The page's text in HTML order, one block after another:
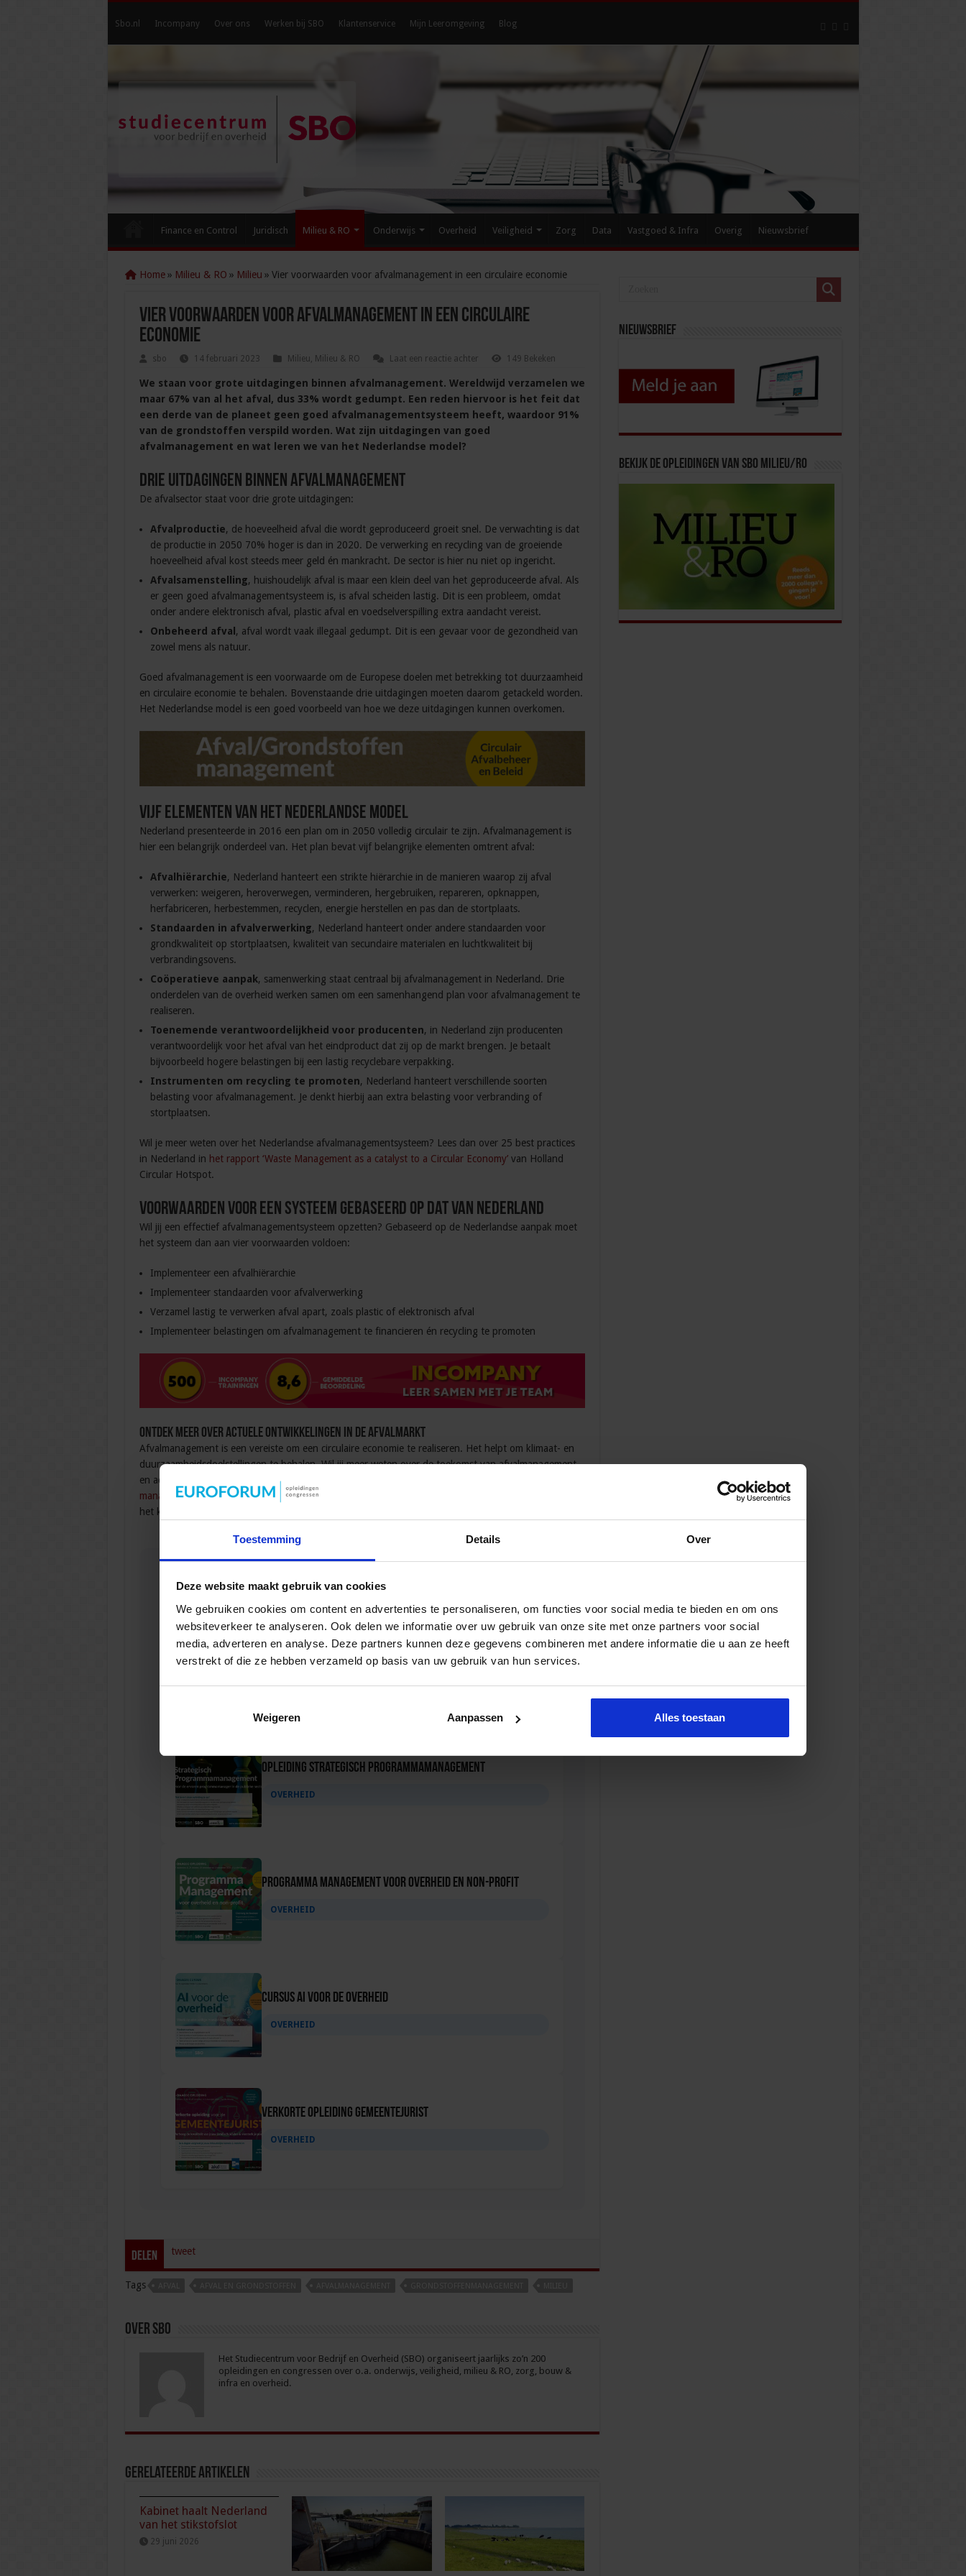
Toestemming Details Over
Deze website maakt gebruik van cookies
We gebruiken cookies om content en advertenties te personaliseren, om functies voor social media te bieden en om ons
websiteverkeer te analyseren. Ook delen we informatie over uw gebruik van onze site met onze partners voor social
media, adverteren en analyse. Deze partners kunnen deze gegevens combineren met andere informatie die u aan ze heeft
verstrekt of die ze hebben verzameld op basis van uw gebruik van hun services.
Weigeren Aanpassen Alles toestaan
Sbo.nl Incompany Over ons Werken bij SBO Klantenservice Mijn Leeromgeving Blog
Finance en Control Juridisch Milieu & RO Onderwijs Overheid Veiligheid Zorg Data Vastgoed & Infra Overig Nieuwsbrief
Home » Milieu & RO » Milieu » Vier voorwaarden voor afvalmanagement in een circulaire economie
Vier voorwaarden voor afvalmanagement in een circulaire
economie
sbo 14 februari 2023 Milieu, Milieu & RO Laat een reactie achter 149 Bekeken
We staan voor grote uitdagingen binnen afvalmanagement. Wereldwijd verzamelen we
maar 67% van al het afval, dus 33% wordt gedumpt. Een reden hiervoor is het feit dat
een derde van de planeet geen goed afvalmanagementsysteem heeft, waardoor 91%
van de grondstoffen verspild worden. Wat zijn uitdagingen van goed
afvalmanagement en wat leren we van het Nederlandse model?
Drie uitdagingen binnen afvalmanagement
De afvalsector staat voor drie grote uitdagingen:
Afvalproductie, de hoeveelheid afval die wordt geproduceerd groeit snel. De verwachting is dat
de productie in 2050 70% hoger is dan in 2020. De verwerking en recycling van de groeiende
hoeveelheid afval kost steeds meer geld én mankracht. De sector is hier nu niet op ingericht.
Afvalsamenstelling, huishoudelijk afval is maar een klein deel van het geproduceerde afval. Als
er geen goed afvalmanagementsysteem is, is afval scheiden lastig. Dit is een probleem, omdat
onder andere elektronisch afval, plastic afval en voedselverspilling extra aandacht vereist.
Onbeheerd afval , afval wordt vaak illegaal gedumpt. Dit is een gevaar voor de gezondheid van
zowel mens als natuur.
Goed afvalmanagement is een voorwaarde om de Europese doelen met betrekking tot duurzaamheid
en circulaire economie te behalen. Bovenstaande drie uitdagingen moeten daarom getackeld worden.
Het Nederlandse model is een goed voorbeeld van hoe we deze uitdagingen kunnen overkomen.
Vijf elementen van het Nederlandse model
Nederland presenteerde in 2016 een plan om in 2050 volledig circulair te zijn. Afvalmanagement is
hier een belangrijk onderdeel van. Het plan bevat vijf belangrijke elementen omtrent afval:
Afvalhiërarchie, Nederland hanteert een strikte hiërarchie in de manieren waarop zij afval
verwerken: weigeren, heroverwegen, verminderen, hergebruiken, repareren, opknappen,
herfabriceren, herbestemmen, recyclen, energie herstellen en pas dan de stortplaats.
Standaarden in afvalverwerking, Nederland hanteert onder andere standaarden voor
grondkwaliteit op stortplaatsen, kwaliteit van secundaire materialen en luchtkwaliteit bij
verbrandingsovens.
Coöperatieve aanpak, samenwerking staat centraal bij afvalmanagement in Nederland. Drie
onderdelen van de overheid werken samen om een samenhangend plan voor afvalmanagement te
realiseren.
Toenemende verantwoordelijkheid voor producenten, in Nederland zijn producenten
verantwoordelijk voor het afval van het eindproduct dat zij op de markt brengen. Je betaalt
bijvoorbeeld hogere belastingen bij een lastig recyclebare verpakking.
Instrumenten om recycling te promoten, Nederland hanteert verschillende soorten
belasting voor afvalmanagement. Je denkt hierbij aan extra belasting voor verbranding of
stortplaatsen.
Wil je meer weten over het Nederlandse afvalmanagementsysteem? Lees dan over 25 best practices
in Nederland in het rapport ‘Waste Management as a catalyst to a Circular Economy’van Holland
Circular Hotspot.
Voorwaarden voor een systeem gebaseerd op dat van Nederland
Wil jij een effectief afvalmanagementsysteem opzetten? Gebaseerd op de Nederlandse aanpak moet
het systeem dan aan vier voorwaarden voldoen:
Implementeer een afvalhiërarchie
Implementeer standaarden voor afvalverwerking
Verzamel lastig te verwerken afval apart, zoals plastic of elektronisch afval
Implementeer belastingen om afvalmanagement te financieren én recycling te promoten
Ontdek meer over actuele ontwikkelingen in de afvalmarkt
Afvalmanagement is een vereiste om een circulaire economie te realiseren. Het helpt om klimaat- en
duurzaamheidsdoelstellingen te behalen. Wil jij meer weten over de toekomst van afvalmanagement
en actuele ontwikkelingen in deze markt? Meld je dan aan voor de
managementvan SBO! Deze opleiding is ook volledig op maat als
het kennisniveau in jouw hele organisatie te verbeteren.
Gerelateerde Opleidingen en Cursussen
Programma Management voor overheid en non-profit
Opleiding Strategisch Programmamanagement
OVERHEID
Programma Management voor overheid en non-profit
OVERHEID
Cursus AI voor de overheid
OVERHEID
Verkorte Opleiding Gemeentejurist
OVERHEID
Delen tweet
Tags
Over sbo
Het Studiecentrum voor Bedrijf en Overheid (SBO) organiseert jaarlijks zo’n 200
opleidingen en congressen over o.a. onderwijs, veiligheid, milieu & RO, zorg, bouw &
infra en overheid.
Gerelateerde Artikelen
Kabinet haalt Nederland
van het stikstofslot
29 juni 2026
Nieuwsbrief
Bekijk de opleidingen van SBO Milieu/RO